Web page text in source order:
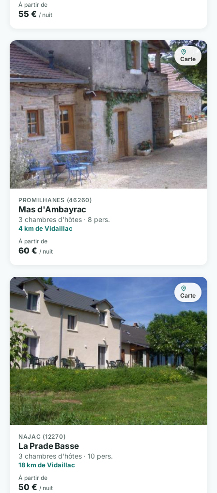
À partir de
55 € / nuit
Carte
PROMILHANES (46260)
Mas d'Ambayrac
3 chambres d'hôtes · 8 pers.
4 km de Vidaillac
À partir de
60 € / nuit
Carte
NAJAC (12270)
La Prade Basse
3 chambres d'hôtes · 10 pers.
18 km de Vidaillac
À partir de
50 € / nuit